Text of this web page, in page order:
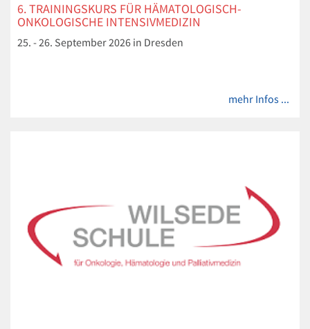
6. TRAININGSKURS FÜR HÄMATOLOGISCH-
ONKOLOGISCHE INTENSIVMEDIZIN
25. - 26. September 2026 in Dresden
mehr Infos ...